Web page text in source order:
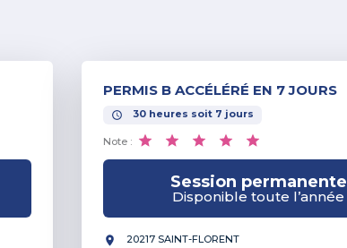
PERMIS B ACCÉLÉRÉ EN 7 JOURS
30heures soit 7 jours
Note :
Session permanente
Disponible toute l’année
20217 SAINT-FLORENT